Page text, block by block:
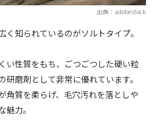
出典：adobestock
く知られているのがソルトタイプ。
い性質をもち、ごつごつした硬い粒
磨剤として非常に優れています。
角質を柔らげ、毛穴汚れを落としや
力。